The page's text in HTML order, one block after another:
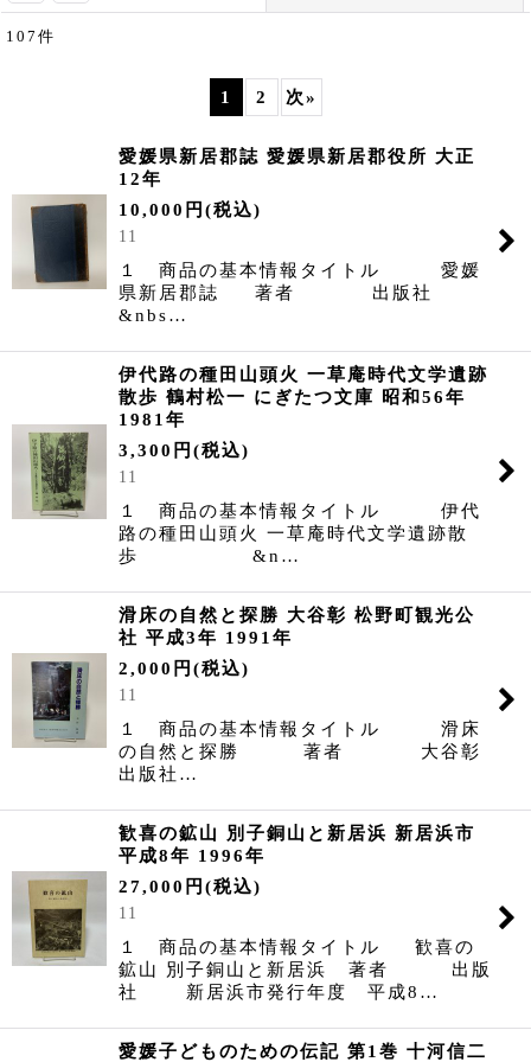
107 件
1 2 次»
愛媛県新居郡誌 愛媛県新居郡役所 大正
12年
10,000 円 (税込)
11
１ 商品の基本情報タイトル 愛媛
県新居郡誌 著者 出版社
&nbs…
伊代路の種田山頭火 一草庵時代文学遺跡
散歩 鶴村松一 にぎたつ文庫 昭和56年
1981年
3,300 円 (税込)
11
１ 商品の基本情報タイトル 伊代
路の種田山頭火 一草庵時代文学遺跡散
歩 &n…
滑床の自然と探勝 大谷彰 松野町観光公
社 平成3年 1991年
2,000 円 (税込)
11
１ 商品の基本情報タイトル 滑床
の自然と探勝 著者 大谷彰
出版社…
歓喜の鉱山 別子銅山と新居浜 新居浜市
平成8年 1996年
27,000 円 (税込)
11
１ 商品の基本情報タイトル 歓喜の
鉱山 別子銅山と新居浜 著者 出版
社 新居浜市発行年度 平成8…
愛媛子どものための伝記 第1巻 十河信二